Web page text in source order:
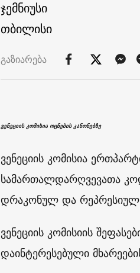
ჯემნიუსი
თბილისი
გაზიარება
ვენეციის კომისია ოცნების კანონებზე
ვენეციის კომისია
სამართალდარღვევათა
დრაკონულ და რეპრესიულ
ვენეციის კომისიის
დაინტერესებული